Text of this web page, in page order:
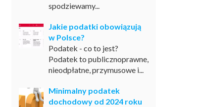
spodziewamy...
Jakie podatki obowiązują
w Polsce?
Podatek - co to jest?
Podatek to publicznoprawne,
nieodpłatne, przymusowe i...
Minimalny podatek
dochodowy od 2024 roku